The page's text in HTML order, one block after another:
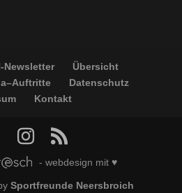
Newsletter
Übersicht
Datenschutz
Kontakt
- webdesign mit ♥
Sportfreunde Neersbroich